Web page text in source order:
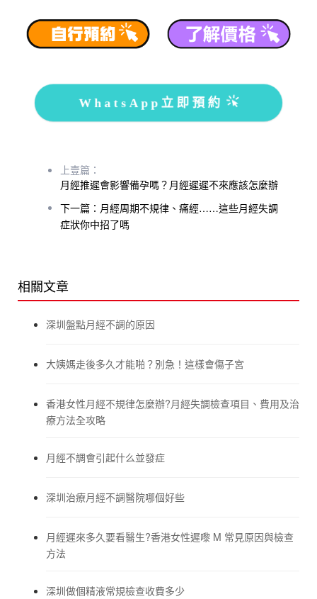
WhatsApp立即預約
上壹篇：
月經推遲會影響備孕嗎？月經遲遲不來應該怎麼辦
下一篇：月經周期不規律、痛經……這些月經失調
症狀你中招了嗎
相關文章
深圳盤點月經不調的原因
大姨媽走後多久才能啪？別急！這樣會傷子宮
香港女性月經不規律怎麼辦?月經失調檢查項目、費用及治
療方法全攻略
月經不調會引起什么並發症
深圳治療月經不調醫院哪個好些
月經遲來多久要看醫生?香港女性遲嚟 M 常見原因與檢查
方法
深圳做個精液常規檢查收費多少